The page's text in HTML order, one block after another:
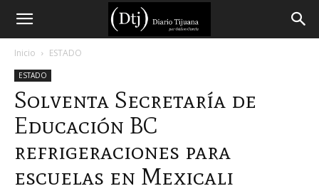
Diario
Tijuana
Inicio ESTADO
ESTADO
Solventa Secretaría de
Educación BC
refrigeraciones para
escuelas en Mexicali